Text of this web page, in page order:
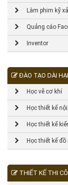
Làm phim kỹ
Quảng cáo
Inventor
ĐÀO TẠO DÀI
Học vẽ cơ khí
Học thiết kế
Học thiết kế
Học thiết kế đồ
THIẾT KẾ THI